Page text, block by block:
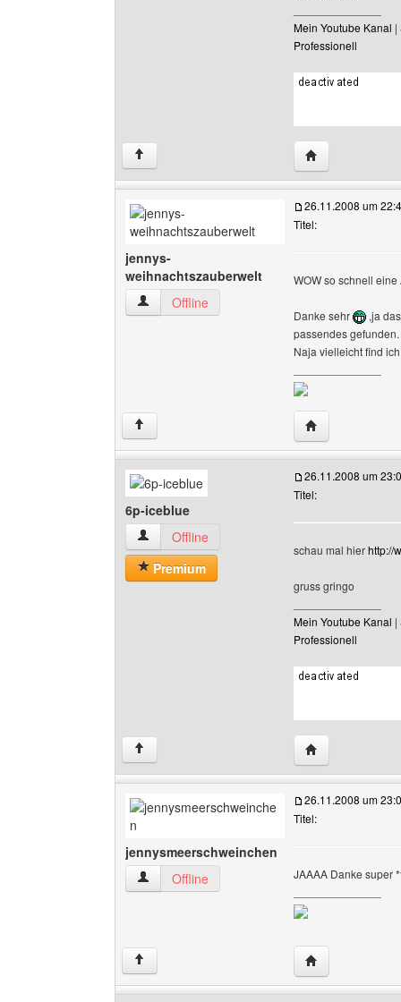
Mein Youtube Kanal |
Professionell
↑ Website dieses
jennys-
weihnachtszauberwelt
jennys-weihnachtszauberwelt Benutzer-
Offline
26.11.2008 um
Titel:
WOW so schnell
Danke sehr
,ja
passendes gefunden.
Naja vielleicht find
↑ Website dieses
6p-iceblue
6p-iceblue Benutzer-Profile anzeigen
Offline
Premium
26.11.2008 um
Titel:
schau mal hierhttp://
gruss gringo
Mein Youtube Kanal |
Professionell
↑ Website dieses
jennysmeerschweinchen
jennysmeerschweinchen Benutzer-Profile
Offline
26.11.2008 um
Titel:
JAAAA Danke super
↑ Website dieses